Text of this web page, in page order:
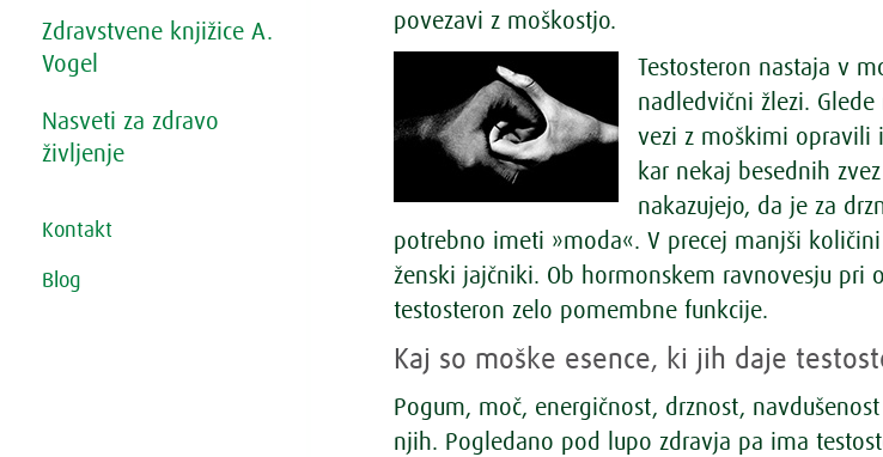
Zdravstvene knjižice A.
Vogel
Nasveti za zdravo
življenje
Kontakt
Blog
povezavi z moškostjo.
Testosteron nastaja v
nadledvični žlezi.
vezi z moškimi opravili
kar nekaj besednih
nakazujejo, da je za
potrebno imeti »moda«. V precej manjši
ženski jajčniki. Ob hormonskem ravnovesju pri
testosteron zelo pomembne funkcije.
Kaj so moške esence, ki jih daje
Pogum, moč, energičnost, drznost,
njih. Pogledano pod lupo zdravja pa ima